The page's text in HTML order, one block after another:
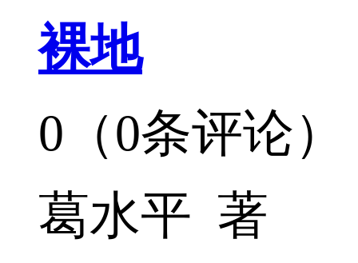
裸地
0（0条评论）
葛水平 著